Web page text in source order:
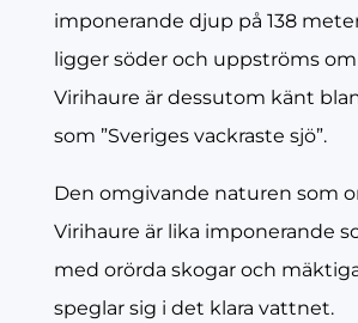
imponerande djup på 138
ligger söder och uppströms
Virihaure är dessutom känt
som ”Sveriges vackraste sjö”.
Den omgivande naturen som
Virihaure är lika imponerande
med orörda skogar och
speglar sig i det klara vattnet.